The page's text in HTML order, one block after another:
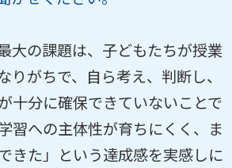
大の課題は、子どもたちが授業
りがちで、自ら考え、判断し、
十分に確保できていないことで
習への主体性が育ちにくく、ま
きた」という達成感を実感しに